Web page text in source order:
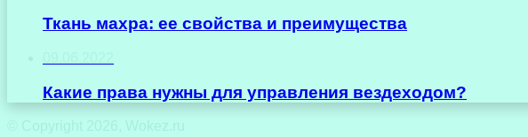
Ткань махра: ее свойства и преимущества
Какие права нужны для управления вездеходом?
© Copyright 2026, Wokez.ru